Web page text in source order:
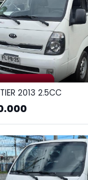
2013 2.5CC